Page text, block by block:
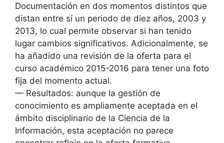
Documentación en dos momentos distintos que
distan entre sí un periodo de diez años, 2003 y
2013, lo cual permite observar si han tenido
lugar cambios significativos. Adicionalmente, se
ha añadido una revisión de la oferta para el
curso académico 2015-2016 para tener una foto
fija del momento actual.
— Resultados: aunque la gestión de
conocimiento es ampliamente aceptada en el
ámbito disciplinario de la Ciencia de la
Información, esta aceptación no parece